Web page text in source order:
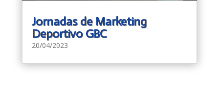
Jornadas de Marketing
Deportivo GBC
20/04/2023